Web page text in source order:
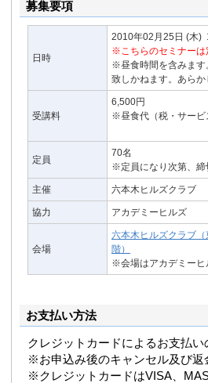
募集要項
日時
2010年02月25日 (木)
※こちらのセミナーは
※昼食時間を含みます
致しかねます。あらか
受講料
6,500円
※昼食代（税・サービ
定員
70名
※定員になり次第、締
主催 六本木ヒルズクラブ
協力 アカデミーヒルズ
会場
六本木ヒルズクラブ
階）
※会場はアカデミーヒ
お支払い方法
クレジットカードによるお支払い
※お申込み後のキャンセル及び返
※クレジットカードはVISA、